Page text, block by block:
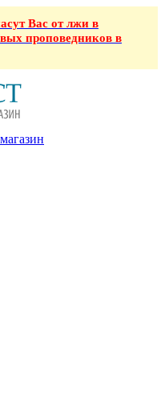
Вас от лжи в
проповедников в